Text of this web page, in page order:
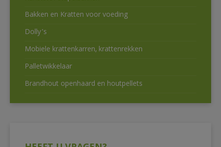
Bakken en Kratten voor voeding
Dolly’s
Mobiele krattenkarren, krattenrekken
Palletwikkelaar
Brandhout openhaard en houtpellets